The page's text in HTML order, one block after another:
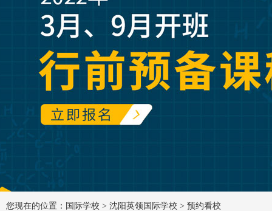
您现在的位置：国际学校 > 沈阳英领国际学校 > 预约看校